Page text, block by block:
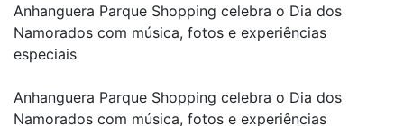
Anhanguera Parque Shopping celebra o Dia dos
Namorados com música, fotos e experiências
especiais
Anhanguera Parque Shopping celebra o Dia dos
Namorados com música, fotos e experiências